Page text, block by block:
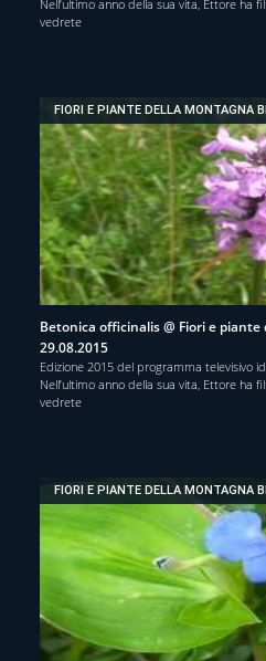
Nell’ultimo anno della sua vita, Ettore ha
vedrete
FIORI E PIANTE DELLA MONTAGNA
Betonica officinalis @ Fiori e
29.08.2015
Edizione 2015 del programma televisivo
Nell’ultimo anno della sua vita, Ettore ha
vedrete
FIORI E PIANTE DELLA MONTAGNA